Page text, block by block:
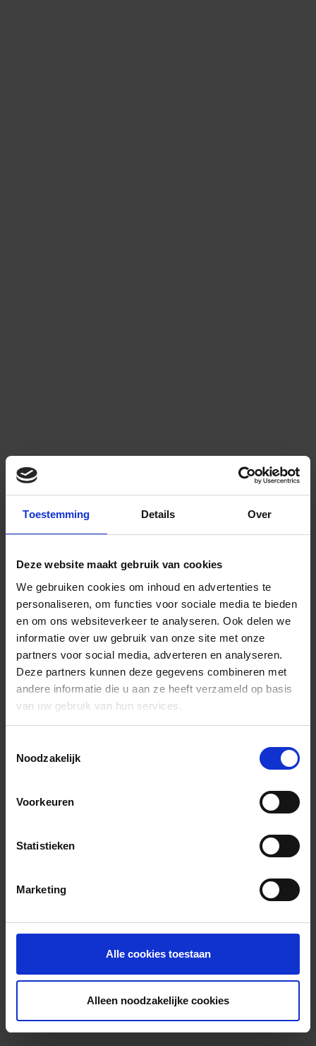
Toestemming Details Over
Deze website maakt gebruik van cookies
We gebruiken cookies om inhoud en advertenties te
personaliseren, om functies voor sociale media te bieden
en om ons websiteverkeer te analyseren. Ook delen we
informatie over uw gebruik van onze site met onze
partners voor social media, adverteren en analyseren.
Deze partners kunnen deze gegevens combineren met
andere informatie die u aan ze heeft verzameld op basis
van uw gebruik van hun services.
Noodzakelijk
Voorkeuren
Statistieken
Marketing
Alle cookies toestaan
Alleen noodzakelijke cookies